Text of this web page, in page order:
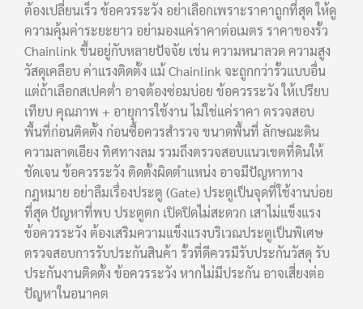
ต้องเปลี่ยนเร็ว ข้อควรระวัง อย่าเลือกเพราะราคาถูกที่สุด ให้ดู
ความคุ้มค่าระยะยาว อย่ามองแค่ราคาต่อเมตร ราคาของรั้ว
Chainlink ขึ้นอยู่กับหลายปัจจัย เช่น ความหนาลวด ความสูง
วัสดุเคลือบ ค่าแรงติดตั้ง แม้ Chainlink จะถูกกว่ารั้วแบบอื่น
แต่ถ้าเลือกสเปคต่ำ อาจต้องซ่อมบ่อย ข้อควรระวัง ให้เปรียบ
เทียบ คุณภาพ + อายุการใช้งาน ไม่ใช่แค่ราคา ตรวจสอบ
พื้นที่ก่อนติดตั้ง ก่อนซื้อควรสำรวจ ขนาดพื้นที่ ลักษณะดิน
ความลาดเอียง ทิศทางลม รวมถึงตรวจสอบแนวเขตที่ดินให้
ชัดเจน ข้อควรระวัง ติดตั้งผิดตำแหน่ง อาจมีปัญหาทาง
กฎหมาย อย่าลืมเรื่องประตู (Gate) ประตูเป็นจุดที่ใช้งานบ่อย
ที่สุด ปัญหาที่พบ ประตูตก เปิดปิดไม่สะดวก เสาไม่แข็งแรง
ข้อควรระวัง ต้องเสริมความแข็งแรงบริเวณประตูเป็นพิเศษ
ตรวจสอบการรับประกันสินค้า รั้วที่ดีควรมีรับประกันวัสดุ รับ
ประกันงานติดตั้ง ข้อควรระวัง หากไม่มีประกัน อาจเสี่ยงต่อ
ปัญหาในอนาคต